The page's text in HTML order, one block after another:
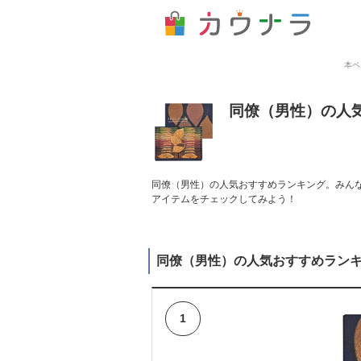
本
同僚（男性）の人
同僚（男性）の人気おすすめランキング。み
アイテムをチェックしてみよう！
同僚（男性）の人気おすすめラン
1